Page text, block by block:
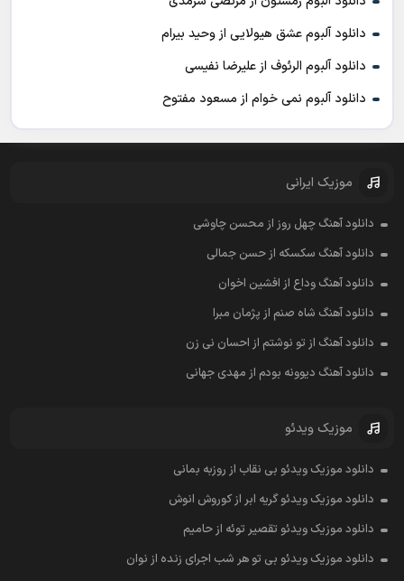
دانلود آلبوم عشق هیولایی از وحید بیرام
دانلود آلبوم الرئوف از علیرضا نفیسی
دانلود آلبوم نمی خوام از مسعود مفتوح
موزیک ایرانی
دانلود آهنگ چهل روز از محسن چاوشی
دانلود آهنگ سکسکه از حسن جمالی
دانلود آهنگ وداع از افشين اخوان
دانلود آهنگ شاه صنم از پژمان مبرا
دانلود آهنگ از تو نوشتم از احسان نی زن
دانلود آهنگ دیوونه بودم از مهدی جهانی
موزیک ویدئو
دانلود موزیک ویدئو بی نقاب از روزبه بمانی
دانلود موزیک ویدئو گریه ابر از کوروش انوش
دانلود موزیک ویدئو تقصیر توئه از حامیم
دانلود موزیک ویدئو بی تو هر شب اجرای زنده از نوان